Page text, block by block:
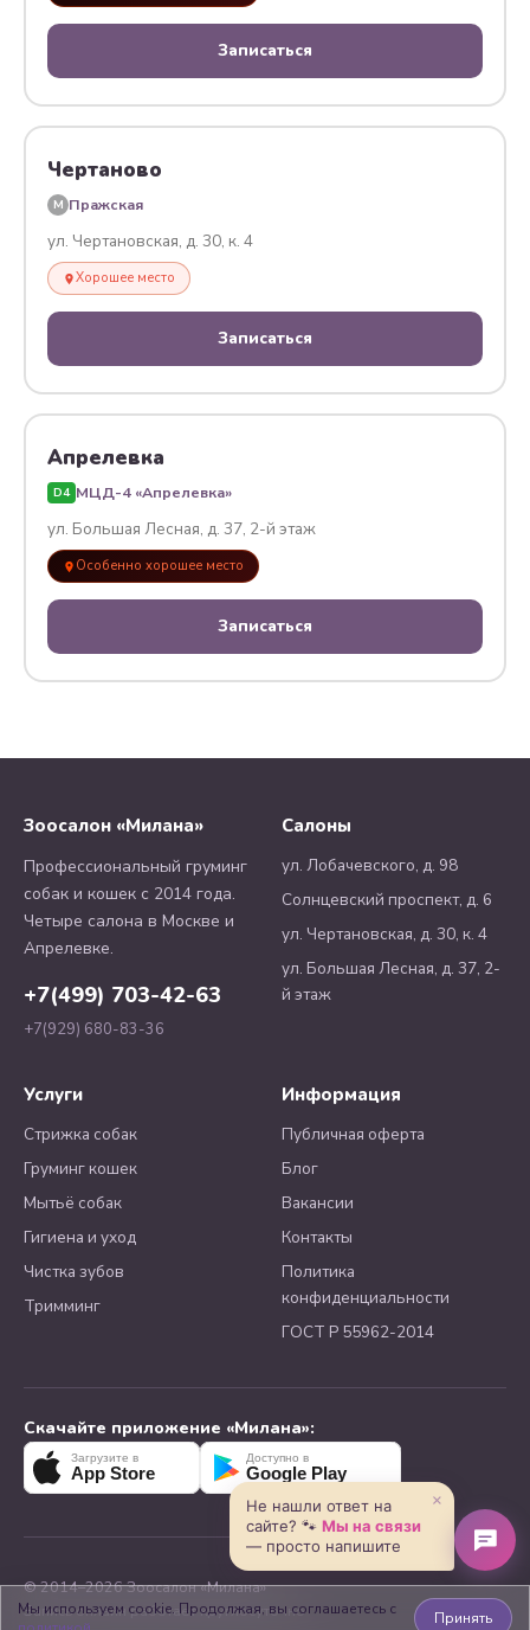
Записаться
Чертаново
M Пражская
ул. Чертановская, д. 30, к. 4
Хорошее место
Записаться
Апрелевка
D4 МЦД-4 «Апрелевка»
ул. Большая Лесная, д. 37, 2-й этаж
Особенно хорошее место
Записаться
Зоосалон «Милана»
Профессиональный груминг
собак и кошек с 2014 года.
Четыре салона в Москве и
Апрелевке.
+7(499) 703-42-63
+7(929) 680-83-36
Салоны
ул. Лобачевского, д. 98
Солнцевский проспект, д. 6
ул. Чертановская, д. 30, к. 4
ул. Большая Лесная, д. 37, 2-
й этаж
Услуги
Стрижка собак
Груминг кошек
Мытьё собак
Гигиена и уход
Чистка зубов
Тримминг
Информация
Публичная оферта
Блог
Вакансии
Контакты
Политика
конфиденциальности
ГОСТ Р 55962-2014
Скачайте приложение «Милана»:
Загрузите в
App Store
Доступно в
Google Play
© 2014–2026 Зоосалон «Милана»
Запись онлайн работает круглосуточно
×
Не нашли ответ на
сайте? 🐾 Мы на связи
— просто напишите
Мы используем cookie. Продолжая, вы соглашаетесь с
Принять